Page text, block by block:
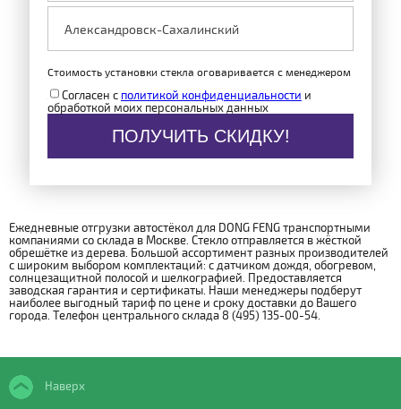
Стоимость установки стекла оговаривается с менеджером
Согласен с политикой конфиденциальности и
обработкой моих персональных данных
ПОЛУЧИТЬ СКИДКУ!
Ежедневные отгрузки автостёкол для DONG FENG транспортными
компаниями со склада в Москве. Стекло отправляется в жёсткой
обрешётке из дерева. Большой ассортимент разных производителей
с широким выбором комплектаций: с датчиком дождя, обогревом,
солнцезащитной полосой и шелкографией. Предоставляется
заводская гарантия и сертификаты. Наши менеджеры подберут
наиболее выгодный тариф по цене и сроку доставки до Вашего
города. Телефон центрального склада 8 (495) 135-00-54.
Наверх